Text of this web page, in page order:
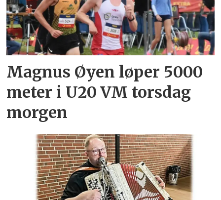
Magnus Øyen løper 5000
meter i U20 VM torsdag
morgen